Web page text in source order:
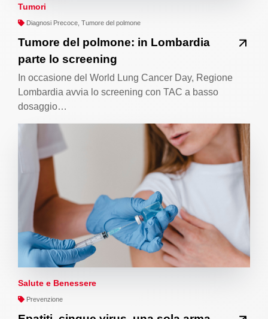
Tumori
Diagnosi Precoce, Tumore del polmone
Tumore del polmone: in Lombardia
parte lo screening
In occasione del World Lung Cancer Day, Regione
Lombardia avvia lo screening con TAC a basso
dosaggio…
Salute e Benessere
Prevenzione